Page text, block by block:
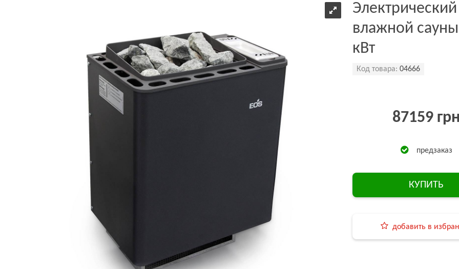
влажной
кВт
Код товара: 04666
87159 грн
предзаказ
КУПИТЬ
добавить в